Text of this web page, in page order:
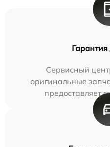
Гарантия
Сервисный
оригинальные
предоставляет